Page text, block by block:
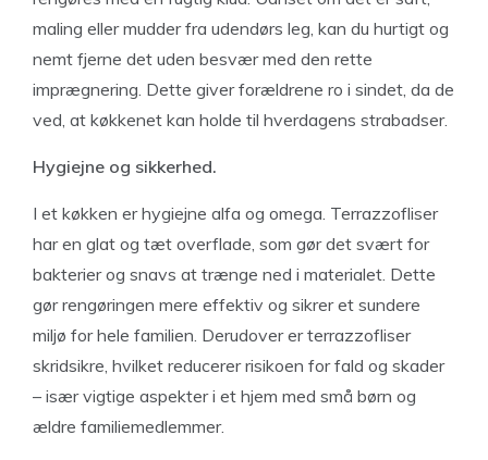
maling eller mudder fra udendørs leg, kan du hurtigt og
nemt fjerne det uden besvær med den rette
imprægnering. Dette giver forældrene ro i sindet, da de
ved, at køkkenet kan holde til hverdagens strabadser.
Hygiejne og sikkerhed.
I et køkken er hygiejne alfa og omega. Terrazzofliser
har en glat og tæt overflade, som gør det svært for
bakterier og snavs at trænge ned i materialet. Dette
gør rengøringen mere effektiv og sikrer et sundere
miljø for hele familien. Derudover er terrazzofliser
skridsikre, hvilket reducerer risikoen for fald og skader
– især vigtige aspekter i et hjem med små børn og
ældre familiemedlemmer.